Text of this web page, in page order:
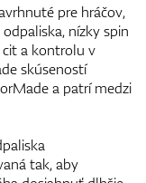
pre hráčov,
nízky spin
cit a kontrolu v
skúseností
a patrí medzi
tak, aby